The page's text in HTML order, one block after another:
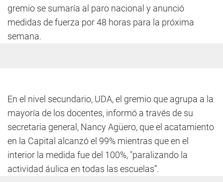
gremio se sumaría al paro nacional y anunció
medidas de fuerza por 48 horas para la próxima
semana.
En el nivel secundario, UDA, el gremio que agrupa a la
mayoría de los docentes, informó a través de su
secretaria general, Nancy Agüero, que el acatamiento
en la Capital alcanzó el 99% mientras que en el
interior la medida fue del 100%, "paralizando la
actividad áulica en todas las escuelas”.